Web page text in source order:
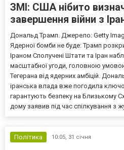
ЗМІ: США нібито
завершення війни з
Дональд Трамп. Джерело: Getty
Ядерної бомби не буде: Трамп
Іраном Сполучені Штати та Іран
масштабної угоди, головною
Тегерана від ядерних амбіцій.
іранська влада вже погодила
гарантують безпеку на Близькому
дому заявив під час спілкування з
Політика 10:05, 31 січня